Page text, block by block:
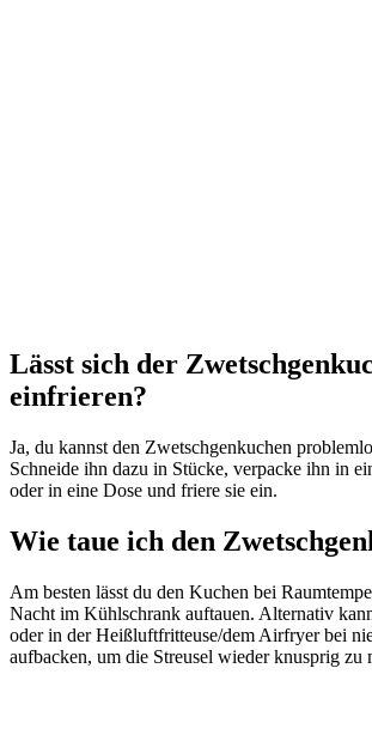
Lässt sich der
einfrieren?
Ja, du kannst den Zwetschgenkuchen
Schneide ihn dazu in Stücke, verpacke ihn in
oder in eine Dose und friere sie ein.
Wie taue ich den
Am besten lässt du den Kuchen bei
Nacht im Kühlschrank auftauen. Alternativ
oder in der Heißluftfritteuse/dem Airfryer bei
aufbacken, um die Streusel wieder knusprig zu